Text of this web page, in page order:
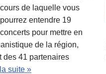
cours de laquelle vous
pourrez entendre 19
concerts pour mettre en
de la région,
des 41 partenaires
suite »